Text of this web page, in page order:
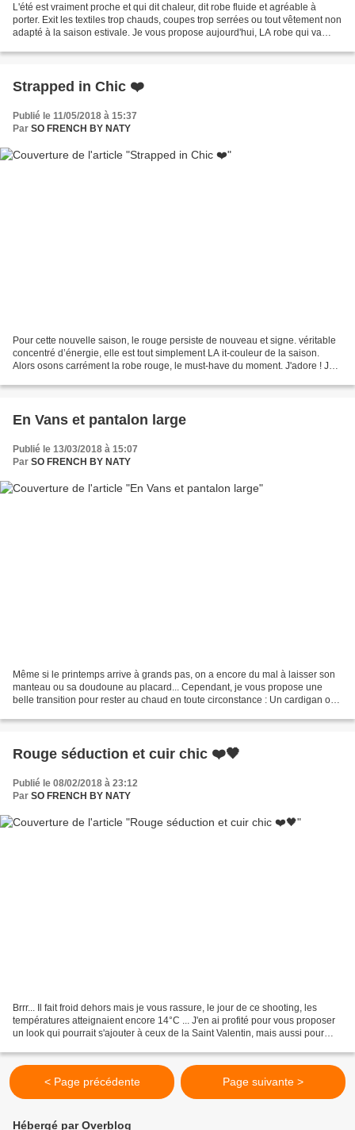
L'été est vraiment proche et qui dit chaleur, dit robe fluide et agréable à
porter. Exit les textiles trop chauds, coupes trop serrées ou tout vêtement non
adapté à la saison estivale. Je vous propose aujourd'hui, LA robe qui va
Strapped in Chic ❤️
Publié le 11/05/2018 à 15:37
Par SO FRENCH BY NATY
Pour cette nouvelle saison, le rouge persiste de nouveau et signe. véritable
concentré d’énergie, elle est tout simplement LA it-couleur de la saison.
Alors osons carrément la robe rouge, le must-have du moment. J'adore ! Je
En Vans et pantalon large
Publié le 13/03/2018 à 15:07
Par SO FRENCH BY NATY
Même si le printemps arrive à grands pas, on a encore du mal à laisser son
manteau ou sa doudoune au placard... Cependant, je vous propose une
belle transition pour rester au chaud en toute circonstance : Un cardigan ou
Rouge séduction et cuir chic ❤️🖤
Publié le 08/02/2018 à 23:12
Par SO FRENCH BY NATY
Brrr... Il fait froid dehors mais je vous rassure, le jour de ce shooting, les
températures atteignaient encore 14°C ... J'en ai profité pour vous proposer
un look qui pourrait s'ajouter à ceux de la Saint Valentin, mais aussi pour
< Page précédente Page suivante >
Hébergé par Overblog